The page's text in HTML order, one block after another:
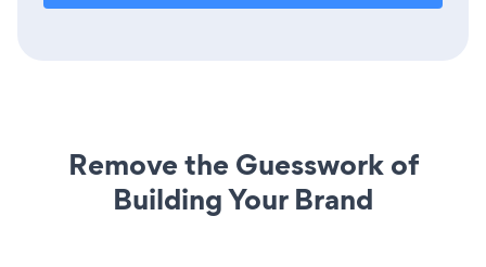
Remove the Guesswork of
Building Your Brand